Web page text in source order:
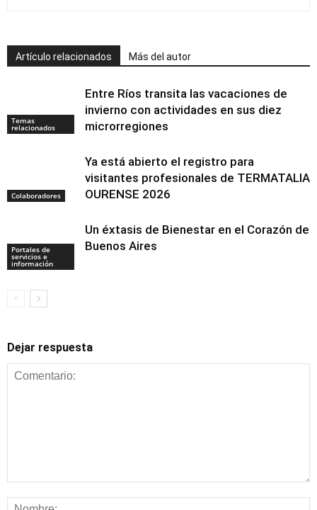
Artículo relacionados Más del autor
Temas
relacionados
Entre Ríos transita las vacaciones de
invierno con actividades en sus diez
microrregiones
Colaboradores
Ya está abierto el registro para
visitantes profesionales de TERMATALIA
OURENSE 2026
Portales de
servicios e
información
Un éxtasis de Bienestar en el Corazón de
Buenos Aires
Dejar respuesta